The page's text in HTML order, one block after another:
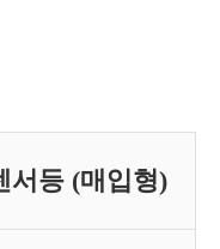
서등 (매입형)